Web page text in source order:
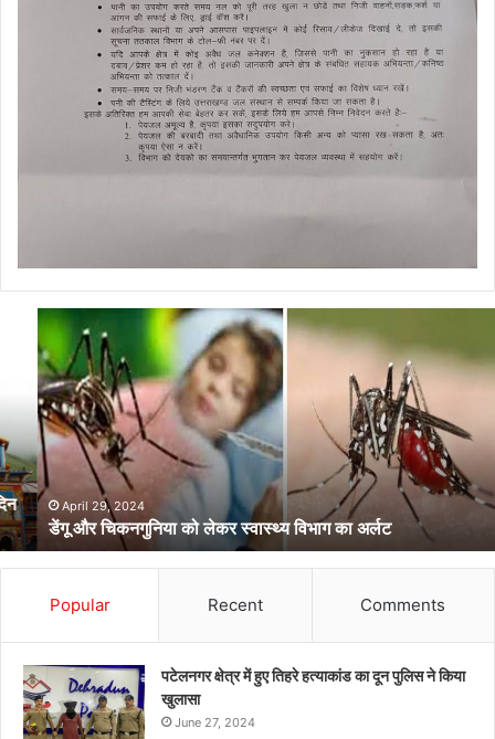
चिकनगुनिया
स्वास्थ्य
विभाग
का
अर्लट April 29, 2024
डेंगू और चिकनगुनिया को लेकर स्वास्थ्य विभाग का अर्लट
Popular Recent Comments
पटेलनगर क्षेत्र में हुए तिहरे हत्याकांड का दून पुलिस ने किया
खुलासा
June 27, 2024